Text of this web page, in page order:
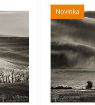
Novinka